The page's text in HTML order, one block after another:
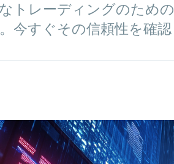
トレーディングのため
今すぐその信頼性を確認